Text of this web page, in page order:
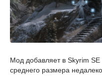
Мод добавляет в Skyrim
среднего размера